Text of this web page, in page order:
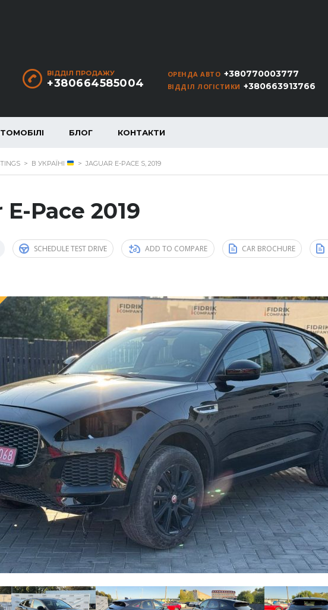
ОРЕНДА АВТО +380770003777
ВІДДІЛ ЛОГІСТИКИ +380663913766
ВІДДІЛ ПРОДАЖУ
+380664585004
БЛОГ КОНТАКТИ
> В УКРАЇНІ > JAGUAR E-PACE S, 2019
Pace 2019
SCHEDULE TEST DRIVE ADD TO COMPARE CAR BROCHURE